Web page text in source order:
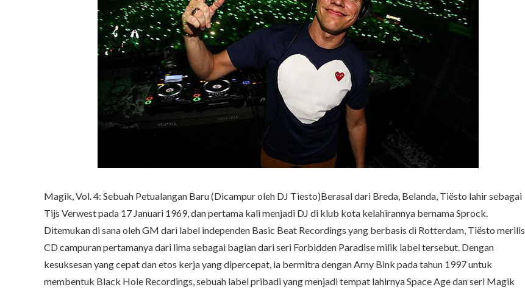
Magik, Vol. 4: Sebuah Petualangan Baru (Dicampur oleh DJ Tiesto)Berasal dari Breda, Belanda, Tiësto lahir sebagai
Tijs Verwest pada 17 Januari 1969, dan pertama kali menjadi DJ di klub kota kelahirannya bernama Sprock.
Ditemukan di sana oleh GM dari label independen Basic Beat Recordings yang berbasis di Rotterdam, Tiësto merilis
CD campuran pertamanya dari lima sebagai bagian dari seri Forbidden Paradise milik label tersebut. Dengan
kesuksesan yang cepat dan etos kerja yang dipercepat, ia bermitra dengan Arny Bink pada tahun 1997 untuk
membentuk Black Hole Recordings, sebuah label pribadi yang menjadi tempat lahirnya Space Age dan seri Magik